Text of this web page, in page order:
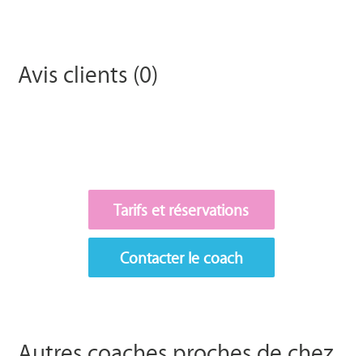
Avis clients (0)
Tarifs et réservations
Contacter le coach